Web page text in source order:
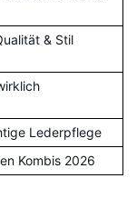
& Stil
Lederpflege
Kombis 2026